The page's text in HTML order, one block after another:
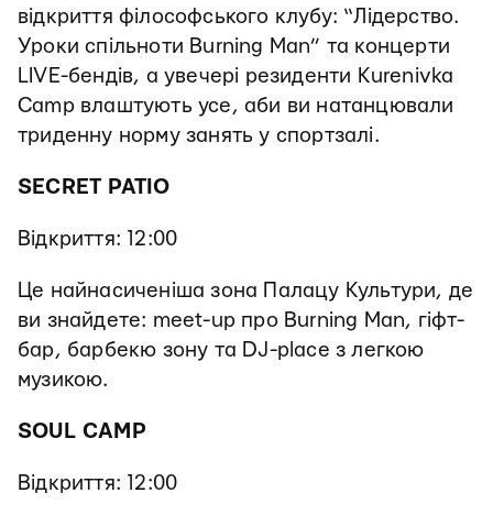
відкриття філософського клубу: “Лідерство.
Уроки спільноти Burning Man” та концерти
LIVE-бендів, а увечері резиденти Kurenivka
Camp влаштують усе, аби ви натанцювали
триденну норму занять у спортзалі.
SECRET PATIO
Відкриття: 12:00
Це найнасиченіша зона Палацу Культури, де
ви знайдете: meet-up про Burning Man, гіфт-
бар, барбекю зону та DJ-place з легкою
музикою.
SOUL CAMP
Відкриття: 12:00